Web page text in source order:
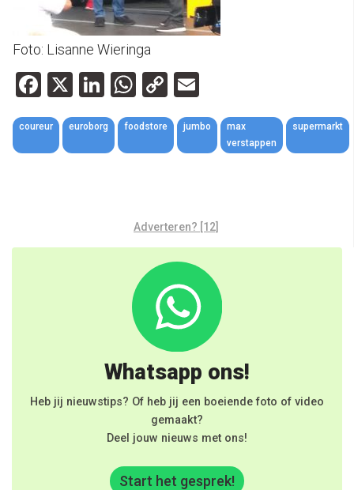
Foto: Lisanne Wieringa
Facebook
X LinkedIn
WhatsApp
Copy
Link
coureur euroborg foodstore jumbo
max
verstappen
supermarkt
Adverteren? [12]
Whatsapp ons!
Heb jij nieuwstips? Of heb jij een boeiende foto of video
gemaakt?
Deel jouw nieuws met ons!
Start het gesprek!